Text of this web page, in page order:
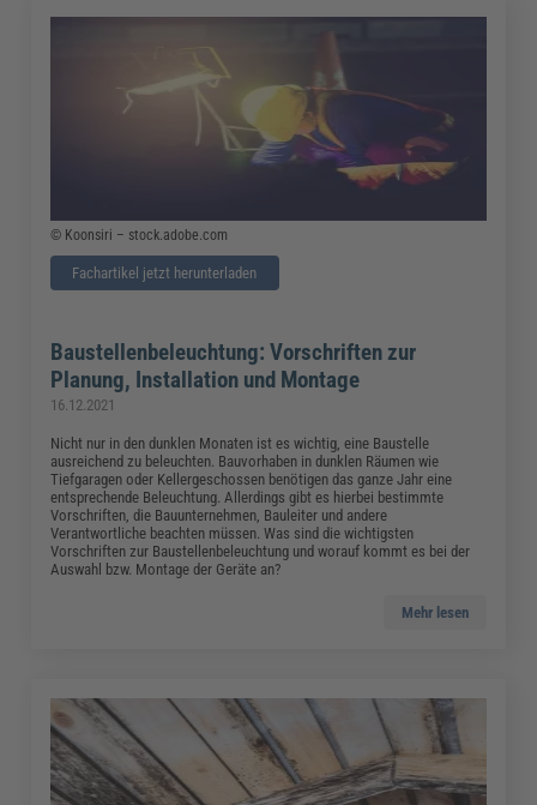
© Koonsiri – stock.adobe.com
Fachartikel jetzt herunterladen
Baustellenbeleuchtung: Vorschriften zur
Planung, Installation und Montage
16.12.2021
Nicht nur in den dunklen Monaten ist es wichtig, eine Baustelle
ausreichend zu beleuchten. Bauvorhaben in dunklen Räumen wie
Tiefgaragen oder Kellergeschossen benötigen das ganze Jahr eine
entsprechende Beleuchtung. Allerdings gibt es hierbei bestimmte
Vorschriften, die Bauunternehmen, Bauleiter und andere
Verantwortliche beachten müssen. Was sind die wichtigsten
Vorschriften zur Baustellenbeleuchtung und worauf kommt es bei der
Auswahl bzw. Montage der Geräte an?
Mehr lesen